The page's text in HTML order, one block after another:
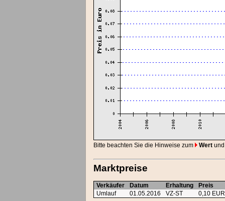
Bitte beachten Sie die Hinweise zum Wert
Marktpreise
Verkäufer Datum Erhaltung
Preis
Umlauf
01.05.2016 VZ-ST 0,10 EUR